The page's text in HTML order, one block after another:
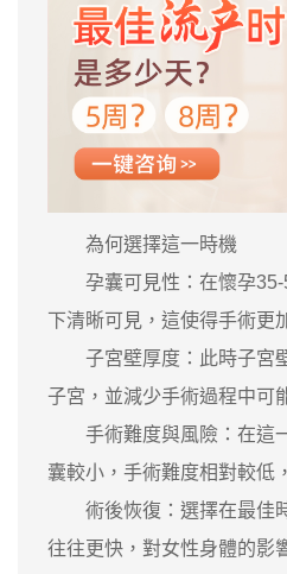
為何選擇這一時機
孕囊可見性：在懷孕35-
下清晰可見，這使得手術更
子宮壁厚度：此時子宮
子宮，並減少手術過程中可
手術難度與風險：在這
囊較小，手術難度相對較低
術後恢復：選擇在最佳
往往更快，對女性身體的影